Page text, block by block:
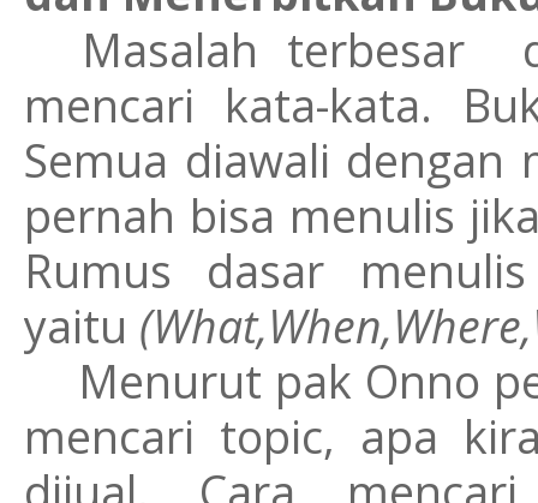
Masalah terbesar
mencari kata-kata.
Semua diawali
pernah bisa menulis
Rumus dasar
yaitu
Menurut pak Onno
mencari topic, apa